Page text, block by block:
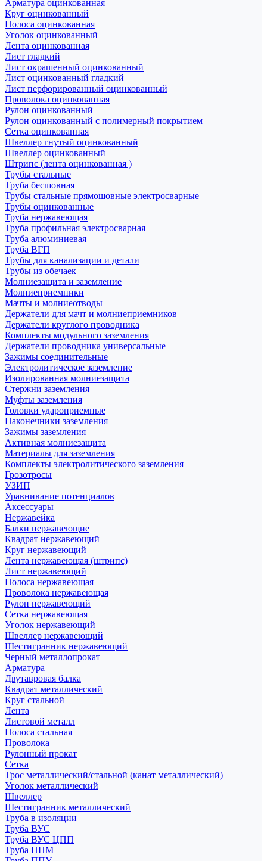
Арматура оцинкованная
Круг оцинкованный
Полоса оцинкованная
Уголок оцинкованный
Лента оцинкованная
Лист гладкий
Лист окрашенный оцинкованный
Лист оцинкованный гладкий
Лист перфорированный оцинкованный
Проволока оцинкованная
Рулон оцинкованный
Рулон оцинкованный с полимерный покрытием
Сетка оцинкованная
Швеллер гнутый оцинкованный
Швеллер оцинкованный
Штрипс (лента оцинкованная )
Трубы стальные
Труба бесшовная
Трубы стальные прямошовные электросварные
Трубы оцинкованные
Труба нержавеющая
Труба профильная электросварная
Труба алюминиевая
Труба ВГП
Трубы для канализации и детали
Трубы из обечаек
Молниезащита и заземление
Молниеприемники
Мачты и молниеотводы
Держатели для мачт и молниеприемников
Держатели круглого проводника
Комплекты модульного заземления
Держатели проводника универсальные
Зажимы соединительные
Электролитическое заземление
Изолированная молниезащита
Стержни заземления
Муфты заземления
Головки удароприемные
Наконечники заземления
Зажимы заземления
Активная молниезащита
Материалы для заземления
Комплекты электролитического заземления
Грозотросы
УЗИП
Уравнивание потенциалов
Аксессуары
Нержавейка
Балки нержавеющие
Квадрат нержавеющий
Круг нержавеющий
Лента нержавеющая (штрипс)
Лист нержавеющий
Полоса нержавеющая
Проволока нержавеющая
Рулон нержавеющий
Сетка нержавеющая
Уголок нержавеющий
Швеллер нержавеющий
Шестигранник нержавеющий
Черный металлопрокат
Арматура
Двутавровая балка
Квадрат металлический
Круг стальной
Лента
Листовой металл
Полоса стальная
Проволока
Рулонный прокат
Сетка
Трос металлический/стальной (канат металлический)
Уголок металлический
Швеллер
Шестигранник металлический
Труба в изоляции
Труба ВУС
Труба ВУС ЦПП
Труба ППМ